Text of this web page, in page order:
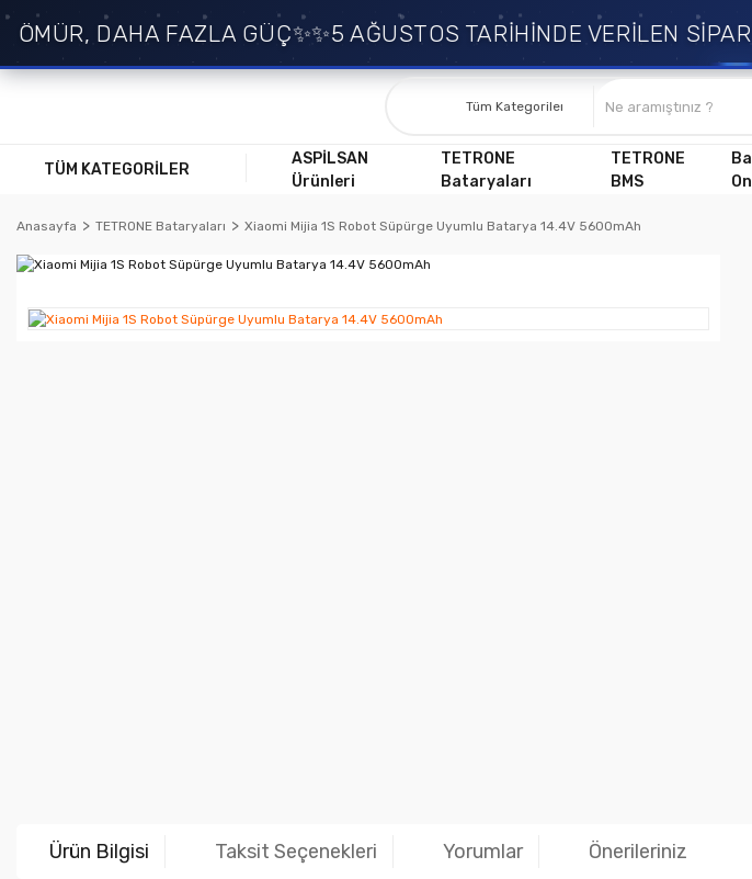
DAHA FAZLA GÜÇ✨✨5 AĞUSTOS TARİHİNDE VERİLEN
TÜM KATEGORİLER
ASPİLSAN
Ürünleri
TETRONE
Bataryaları
TETRONE
BMS
Anasayfa TETRONE Bataryaları Xiaomi Mijia 1S Robot Süpürge Uyumlu Batarya 14.4V 5600mAh
Ürün Bilgisi Taksit Seçenekleri Yorumlar Önerileriniz